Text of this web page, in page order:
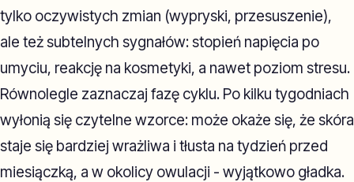
tylko oczywistych zmian (wypryski, przesuszenie),
ale też subtelnych sygnałów: stopień napięcia po
umyciu, reakcję na kosmetyki, a nawet poziom stresu.
Równolegle zaznaczaj fazę cyklu. Po kilku tygodniach
wyłonią się czytelne wzorce: może okaże się, że skóra
staje się bardziej wrażliwa i tłusta na tydzień przed
miesiączką, a w okolicy owulacji - wyjątkowo gładka.